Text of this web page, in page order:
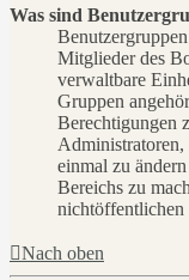
Was sind
Mitglieder des
verwaltbare
Gruppen
Berechtigungen
Administratoren,
einmal zu
Bereichs zu
nichtöffentlichen
Nach oben